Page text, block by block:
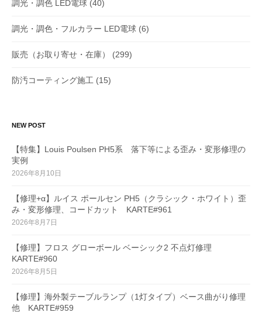
調光・調色 LED電球 (40)
調光・調色・フルカラー LED電球 (6)
販売（お取り寄せ・在庫） (299)
防汚コーティング施工 (15)
NEW POST
【特集】Louis Poulsen PH5系 落下等による歪み・変形修理の
実例
2026年8月10日
【修理+α】ルイス ポールセン PH5（クラシック・ホワイト）歪
み・変形修理、コードカット KARTE#961
2026年8月7日
【修理】フロス グローボール ベーシック2 不点灯修理
KARTE#960
2026年8月5日
【修理】海外製テーブルランプ（1灯タイプ）ベース曲がり修理
他 KARTE#959